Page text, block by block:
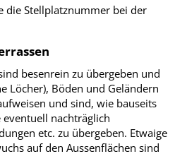
die Stellplatznummer bei der
besenrein zu übergeben und
Löcher), Böden und Geländern
und sind, wie bauseits
nachträglich
etc. zu übergeben. Etwaige
auf den Aussenflächen sind